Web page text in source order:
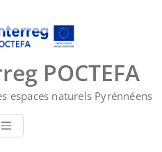
POCTEFA
espaces naturels Pyrénnéens